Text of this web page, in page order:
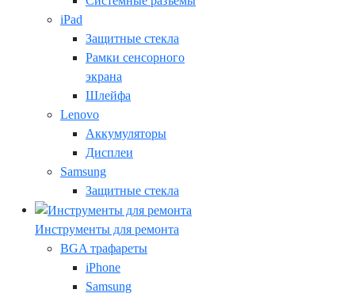
iPad
Защитные стекла
Рамки сенсорного
экрана
Шлейфа
Lenovo
Аккумуляторы
Дисплеи
Samsung
Защитные стекла
Инструменты для ремонта
BGA трафареты
iPhone
Samsung